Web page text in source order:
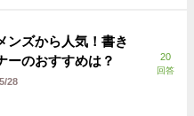
ンズから人気！書き
ーのおすすめは？
28
20
回答